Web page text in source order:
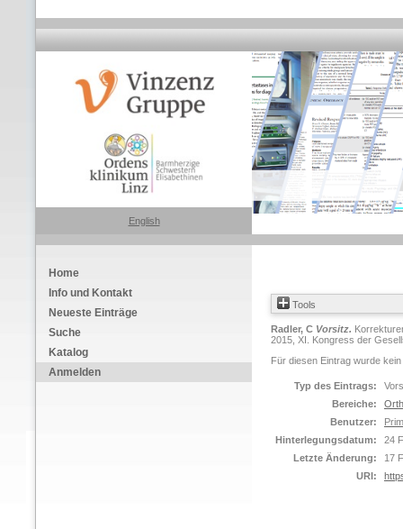
English
Home
Info und Kontakt
Neueste Einträge
Suche
Katalog
Anmelden
Tools
Radler, C Vorsitz.
2015, XI. Kongress der
Für diesen Eintrag wurde
Typ des Eintrags:
Bereiche:
Benutzer:
Hinterlegungsdatum:
24
Letzte Änderung:
17
URI: